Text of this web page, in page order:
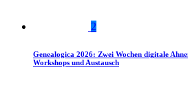
2
Genealogica 2026: Zwei Wochen digitale
Workshops und Austausch